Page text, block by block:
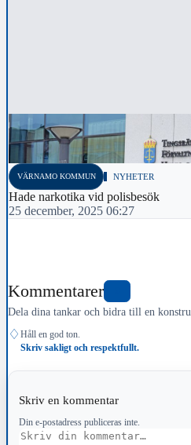
VÄRNAMO KOMMUN NYHETER
Hade narkotika vid polisbesök
25 december, 2025 06:27
Kommentarer
Dela dina tankar och bidra till en
♢ Håll en god ton.
Skriv sakligt och respektfullt.
Skriv en kommentar
Din e-postadress publiceras inte.
Kommentar